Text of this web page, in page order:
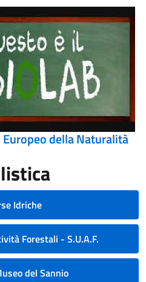
della Naturalità
Idriche
Forestali - S.U.A.F.
del Sannio